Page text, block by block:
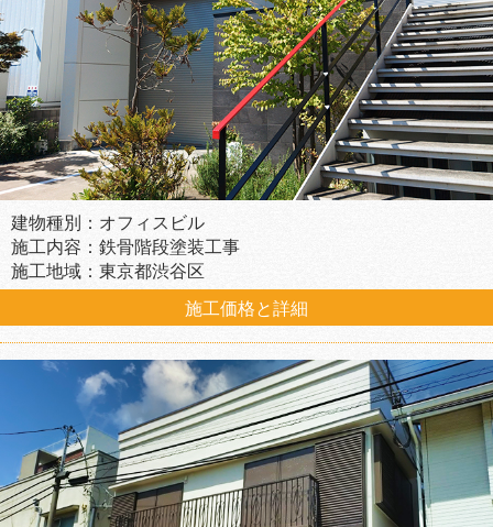
建物種別：オフィスビル
施工内容：鉄骨階段塗装工事
施工地域：東京都渋谷区
施工価格と詳細